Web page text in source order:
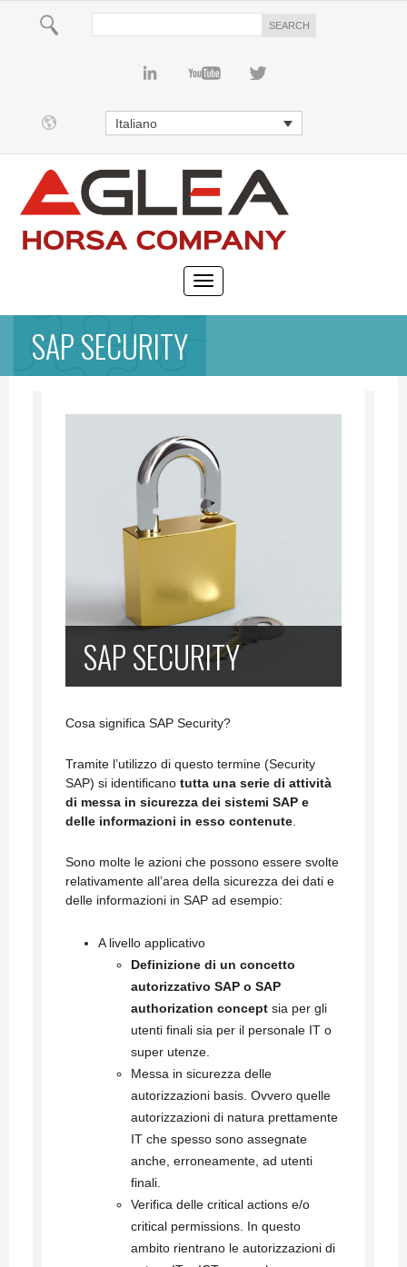
Italiano
SAP SECURITY
SAP SECURITY
Cosa significa SAP Security?
Tramite l’utilizzo di questo termine (Security
SAP) si identificano tutta una serie di attività
di messa in sicurezza dei sistemi SAP e
delle informazioni in esso contenute
Sono molte le azioni che possono essere svolte
relativamente all’area della sicurezza dei dati e
delle informazioni in SAP ad esempio:
A livello applicativo
Definizione di un concetto
autorizzativo SAP o SAP
authorization concept sia per gli
utenti finali sia per il personale IT o
super utenze.
Messa in sicurezza delle
autorizzazioni basis. Ovvero quelle
autorizzazioni di natura prettamente
IT che spesso sono assegnate
anche, erroneamente, ad utenti
finali.
Verifica delle critical actions e/o
critical permissions. In questo
ambito rientrano le autorizzazioni di